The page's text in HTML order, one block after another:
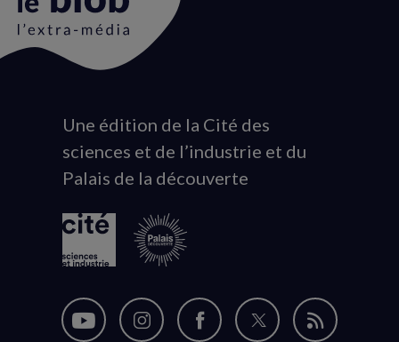
Animation
du
logo
Une édition de la Cité des
sciences et de l’industrie et du
Palais de la découverte
Nous
Nous
Nous
Nous
Flux